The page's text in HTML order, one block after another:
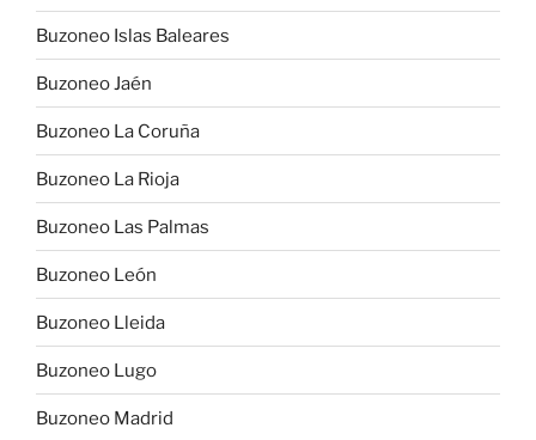
Buzoneo Islas Baleares
Buzoneo Jaén
Buzoneo La Coruña
Buzoneo La Rioja
Buzoneo Las Palmas
Buzoneo León
Buzoneo Lleida
Buzoneo Lugo
Buzoneo Madrid